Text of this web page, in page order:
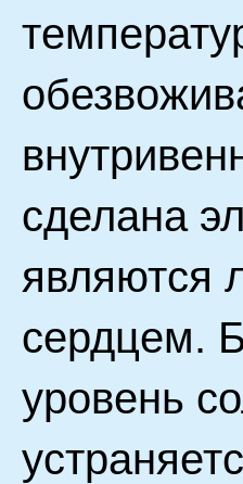
сделана
являются
сердцем.
уровень